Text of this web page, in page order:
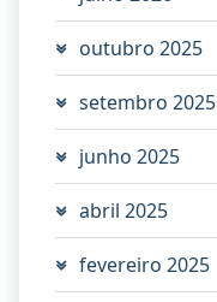
outubro 2025
setembro 2025
junho 2025
abril 2025
fevereiro 2025